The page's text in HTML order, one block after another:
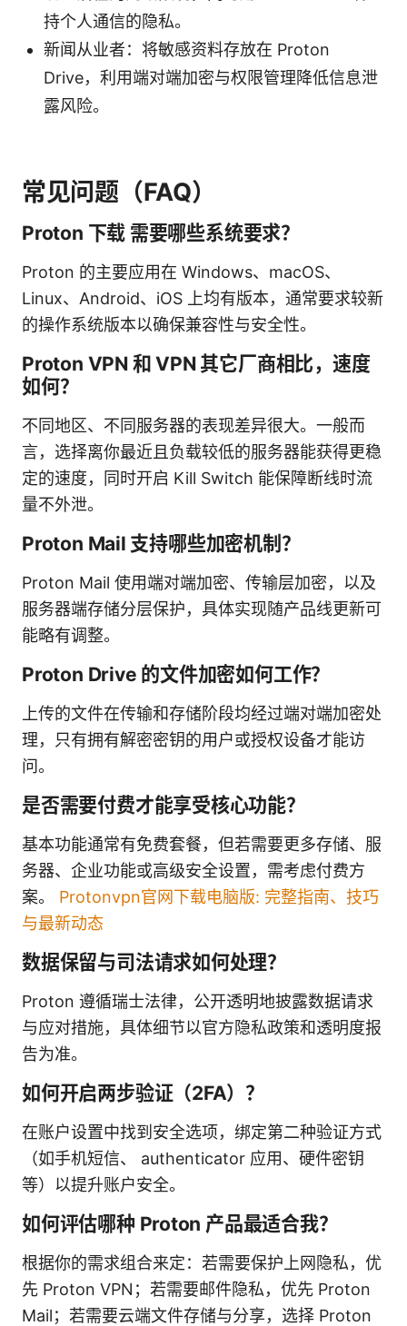
持个人通信的隐私。
新闻从业者：将敏感资料存放在 Proton
Drive，利用端对端加密与权限管理降低信息泄
露风险。
常见问题（FAQ）
Proton 下载 需要哪些系统要求？
Proton 的主要应用在 Windows、macOS、
Linux、Android、iOS 上均有版本，通常要求较新
的操作系统版本以确保兼容性与安全性。
Proton VPN 和 VPN 其它厂商相比，速度
如何？
不同地区、不同服务器的表现差异很大。一般而
言，选择离你最近且负载较低的服务器能获得更稳
定的速度，同时开启 Kill Switch 能保障断线时流
量不外泄。
Proton Mail 支持哪些加密机制？
Proton Mail 使用端对端加密、传输层加密，以及
服务器端存储分层保护，具体实现随产品线更新可
能略有调整。
Proton Drive 的文件加密如何工作？
上传的文件在传输和存储阶段均经过端对端加密处
理，只有拥有解密密钥的用户或授权设备才能访
问。
是否需要付费才能享受核心功能？
基本功能通常有免费套餐，但若需要更多存储、服
务器、企业功能或高级安全设置，需考虑付费方
案。 Protonvpn官网下载电脑版: 完整指南、技巧
与最新动态
数据保留与司法请求如何处理？
Proton 遵循瑞士法律，公开透明地披露数据请求
与应对措施，具体细节以官方隐私政策和透明度报
告为准。
如何开启两步验证（2FA）？
在账户设置中找到安全选项，绑定第二种验证方式
（如手机短信、 authenticator 应用、硬件密钥
等）以提升账户安全。
如何评估哪种 Proton 产品最适合我？
根据你的需求组合来定：若需要保护上网隐私，优
先 Proton VPN；若需要邮件隐私，优先 Proton
Mail；若需要云端文件存储与分享，选择 Proton